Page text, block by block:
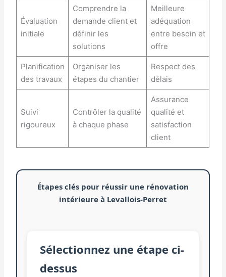
Évaluation
initiale
Comprendre la
demande client et
définir les
solutions
Meilleure
adéquation
entre besoin et
offre
Planification
des travaux
Organiser les
étapes du chantier
Respect des
délais
Suivi
rigoureux
Contrôler la qualité
à chaque phase
Assurance
qualité et
satisfaction
client
Étapes clés pour réussir une rénovation
intérieure à Levallois-Perret
Sélectionnez une étape ci-
dessus